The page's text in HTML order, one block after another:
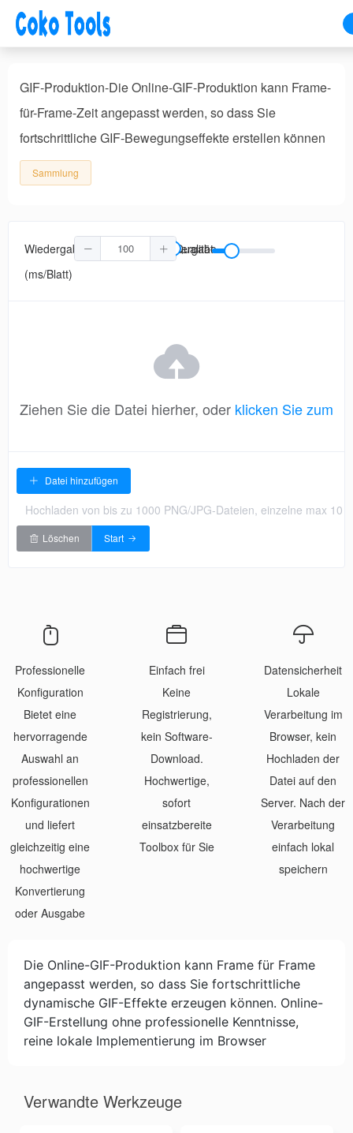
GIF-Produktion-Die Online-GIF-Produktion kann Frame-
für-Frame-Zeit angepasst werden, so dass Sie
fortschrittliche GIF-Bewegungseffekte erstellen können
Sammlung
Wiedergabegeschwindigkeit
(ms/Blatt)
Schleifenwiedergabe
Qualität
Ziehen Sie die Datei hierher, oder klicken Sie zum
Datei hinzufügen
Hochladen von bis zu 1000 PNG/JPG-Dateien, einzelne max 10
Löschen Start
Professionelle
Konfiguration
Bietet eine
hervorragende
Auswahl an
professionellen
Konfigurationen
und liefert
gleichzeitig eine
hochwertige
Konvertierung
oder Ausgabe
Einfach frei
Keine
Registrierung,
kein Software-
Download.
Hochwertige,
sofort
einsatzbereite
Toolbox für Sie
Datensicherheit
Lokale
Verarbeitung im
Browser, kein
Hochladen der
Datei auf den
Server. Nach der
Verarbeitung
einfach lokal
speichern
Die Online-GIF-Produktion kann Frame für Frame
angepasst werden, so dass Sie fortschrittliche
dynamische GIF-Effekte erzeugen können. Online-
GIF-Erstellung ohne professionelle Kenntnisse,
reine lokale Implementierung im Browser
Verwandte Werkzeuge